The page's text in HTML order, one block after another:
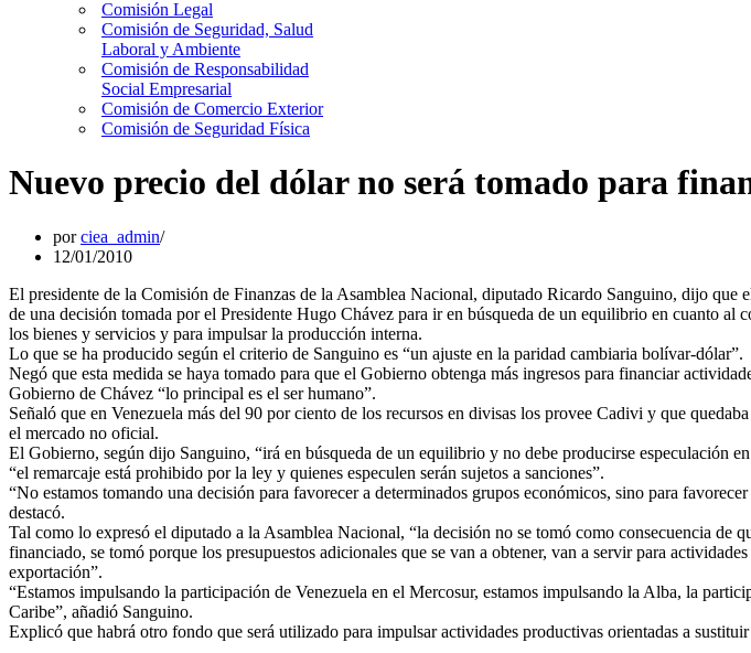
Comisión Legal
Comisión de Seguridad, Salud
Laboral y Ambiente
Comisión de Responsabilidad
Social Empresarial
Comisión de Comercio Exterior
Comisión de Seguridad Física
Nuevo precio del dólar no será tomado para
porciea_admin
12/01/2010
El presidente de la Comisión de Finanzas de la Asamblea Nacional, diputado Ricardo Sanguino, dijo que
de una decisión tomada por el Presidente Hugo Chávez para ir en búsqueda de un equilibrio en cuanto al
los bienes y servicios y para impulsar la producción interna.
Lo que se ha producido según el criterio de Sanguino es “un ajuste en la paridad cambiaria bolívar-dólar”.
Negó que esta medida se haya tomado para que el Gobierno obtenga más ingresos para financiar
Gobierno de Chávez “lo principal es el ser humano”.
Señaló que en Venezuela más del 90 por ciento de los recursos en divisas los provee Cadivi y que
el mercado no oficial.
El Gobierno, según dijo Sanguino, “irá en búsqueda de un equilibrio y no debe producirse especulación
“el remarcaje está prohibido por la ley y quienes especulen serán sujetos a sanciones”.
“No estamos tomando una decisión para favorecer a determinados grupos económicos, sino para
destacó.
Tal como lo expresó el diputado a la Asamblea Nacional, “la decisión no se tomó como consecuencia de
financiado, se tomó porque los presupuestos adicionales que se van a obtener, van a servir para
exportación”.
“Estamos impulsando la participación de Venezuela en el Mercosur, estamos impulsando la Alba, la
Caribe”, añadió Sanguino.
Explicó que habrá otro fondo que será utilizado para impulsar actividades productivas orientadas a